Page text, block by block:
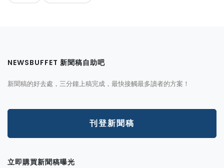
NEWSBUFFET 新聞稿自助吧
新聞稿的好去處，三分鐘上稿完成，最快接觸最多讀者的方案！
刊登新聞稿
立即購買新聞稿曝光